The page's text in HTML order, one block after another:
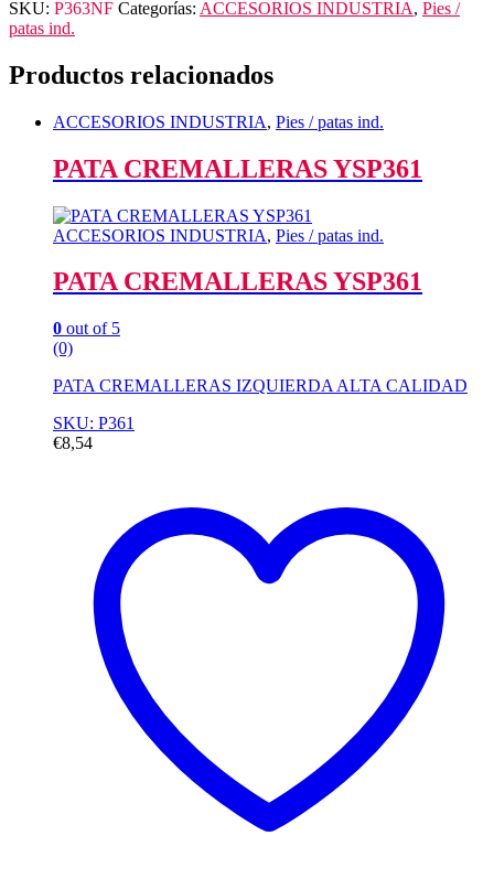
SKU: P363NF Categorías: ACCESORIOS INDUSTRIA, Pies /
patas ind.
Productos relacionados
ACCESORIOS INDUSTRIA, Pies / patas ind.
PATA CREMALLERAS YSP361
ACCESORIOS INDUSTRIA, Pies / patas ind.
PATA CREMALLERAS YSP361
0 out of 5
(0)
PATA CREMALLERAS IZQUIERDA ALTA CALIDAD
SKU: P361
€8,54